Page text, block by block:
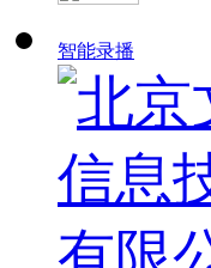
智能录播